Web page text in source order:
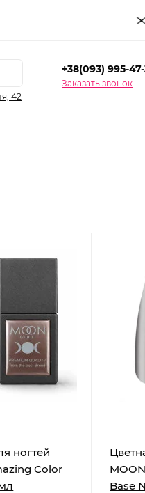
42
+38(093) 995-
Заказать звонок
ногтей
Color
Base